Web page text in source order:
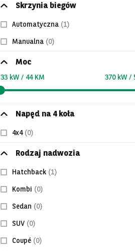
Skrzynia biegów
Automatyczna (1)
Manualna (0)
Moc
33 kW / 44 KM 370 kW /
Napęd na 4 koła
4x4 (0)
Rodzaj nadwozia
Hatchback (1)
Kombi (0)
Sedan (0)
SUV (0)
Coupé (0)